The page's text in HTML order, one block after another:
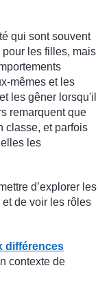
qui sont souvent
les filles, mais
mêmes et les
les gêner lorsqu'il
remarquent que
classe, et parfois
les
d’explorer les
de voir les rôles
différences
contexte de